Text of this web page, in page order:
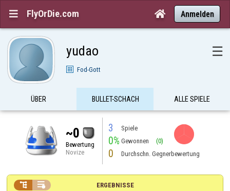
 FlyOrDie.com  Anmelden
yudao ☰
Fod-Gott
ÜBER BULLET-SCHACH ALLE SPIELE
~0
Bewertung
Novize
3 Spiele
0% Gewonnen (0)
0 Durchschn. Gegnerbewertung
ERGEBNISSE
 